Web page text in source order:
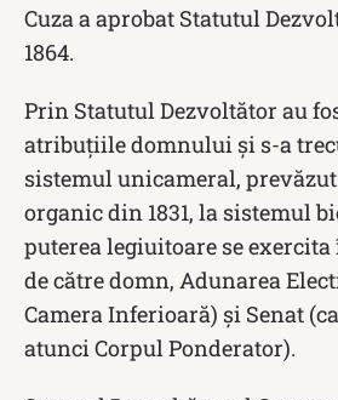
Cuza a aprobat Statutul
1864.
Prin Statutul Dezvoltător au
atribuțiile domnului și s-a
sistemul unicameral,
organic din 1831, la sistemul
puterea legiuitoare se
de către domn, Adunarea
Camera Inferioară) și Senat
atunci Corpul Ponderator).